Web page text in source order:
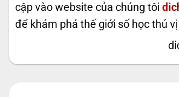
cập vào website của chúng tôi
để khám phá thế giới số học thú